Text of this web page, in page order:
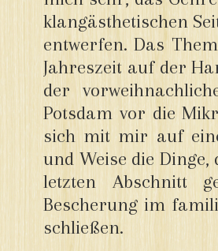
klangästhetischen
entwerfen. Das
Jahreszeit auf der
der
Potsdam vor die
sich mit mir auf
und Weise die
letzten Abschnitt
Bescherung im
schließen.